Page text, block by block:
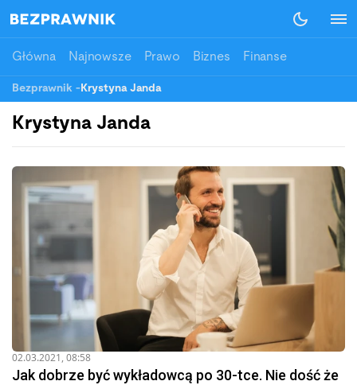
Główna Najnowsze Prawo Biznes Finanse
Bezprawnik - Krystyna Janda
Krystyna Janda
02.03.2021, 08:58
Jak dobrze być wykładowcą po 30-tce. Nie dość że